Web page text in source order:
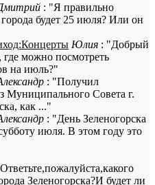
: "Я правильно
будет 25 июля? Или он
Юлия : "Добрый
можно посмотреть
на июль?"
: "Получил
Муниципального Совета г.
как ..."
: "День Зеленогорска
июля. В этом году это
Зеленогорска?И будет ли